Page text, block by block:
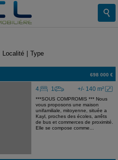
Localité Type
698 000 €
+/- 140 m²
4 1
***SOUS COMPROMIS *** Nous
vous proposons une maison
unifamiliale, mitoyenne, située a
Kayl, proches des écoles, arrêts
de bus et commerces de proximité.
Elle se compose comme...